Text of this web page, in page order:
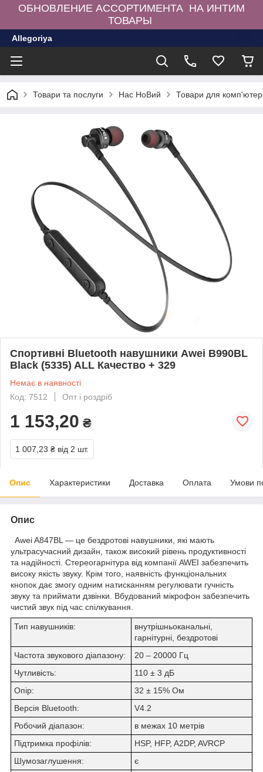
ОБНОВЛЕНИЕ АССОРТИМЕНТА НА ИНТИМ
ТОВАРЫ
Allegoriya
Товари та послуги Нас НоВий Товари для
Спортивні Bluetooth навушники Awei B990BL
Black (5335) ALL Качество + 329
Немає в наявності
Код: 7512
Опт і роздріб
1 153,20 ₴
1 007,23 ₴ від 2 шт.
Опис Характеристики Доставка Оплата Умови
Опис
Awei A847BL — це бездротові навушники, які мають
ультрасучасний дизайн, також високий рівень продуктивності
та надійності. Стереогарнітура від компанії AWEI забезпечить
високу якість звуку. Крім того, наявність функціональних
кнопок дає змогу одним натисканням регулювати гучність
звуку та приймати дзвінки. Вбудований мікрофон забезпечить
чистий звук під час спілкування.
Тип навушників:
внутрішньоканальні,
гарнітурні, бездротові
Частота звукового діапазону:
20 – 20000 Гц
Чутливість:
110 ± 3 дБ
Опір:
32 ± 15% Ом
Версія Bluetooth:
V4.2
Робочий діапазон:
в межах 10 метрів
Підтримка профілів:
HSP, HFP, A2DP, AVRCP
Шумозаглушення:
є